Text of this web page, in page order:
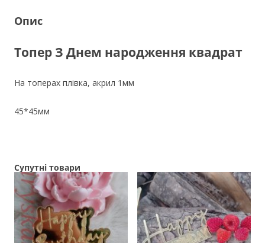
Опис
Топер З Днем народження квадрат
На топерах плівка, акрил 1мм
45*45мм
Супутні товари